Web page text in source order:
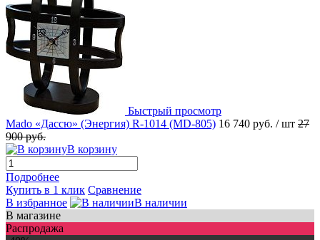
Быстрый просмотр
Mado «Дассю» (Энергия) R-1014 (MD-805) 16 740 руб. / шт 27
900 руб.
В корзину
Подробнее
Купить в 1 клик Сравнение
В избранное
В наличии
В магазине
Распродажа